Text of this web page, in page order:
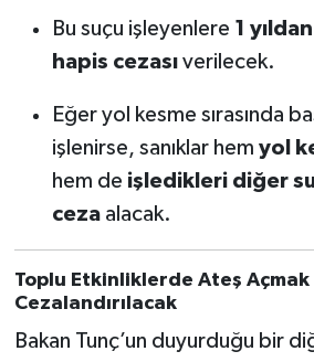
Bu suçu işleyenlere 1
hapis cezasıverilecek.
Eğer yol kesme sırasında
işlenirse, sanıklar hem yol
hem de işledikleri diğer
cezaalacak.
Toplu Etkinliklerde Ateş Açmak
Cezalandırılacak
Bakan Tunç’un duyurduğu bir